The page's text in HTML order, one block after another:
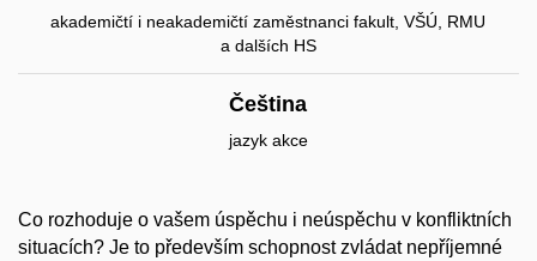
akademičtí i neakademičtí zaměstnanci fakult, VŠÚ, RMU
a dalších HS
Čeština
jazyk akce
Co rozhoduje o vašem úspěchu i neúspěchu v konfliktních
situacích? Je to především schopnost zvládat nepříjemné